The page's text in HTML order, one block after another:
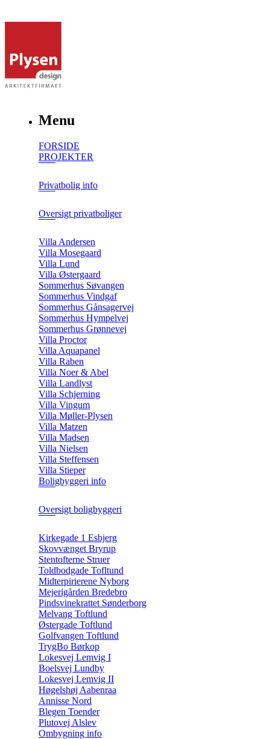
Menu
FORSIDE
PROJEKTER
Privatbolig info
Oversigt privatboliger
Villa Andersen
Villa Mosegaard
Villa Lund
Villa Østergaard
Sommerhus Søvangen
Sommerhus Vindgaf
Sommerhus Gånsagervej
Sommerhus Hympelvej
Sommerhus Grønnevej
Villa Proctor
Villa Aquapanel
Villa Raben
Villa Noer & Abel
Villa Landlyst
Villa Schjerning
Villa Vingum
Villa Møller-Plysen
Villa Matzen
Villa Madsen
Villa Nielsen
Villa Steffensen
Villa Stieper
Boligbyggeri info
Oversigt boligbyggeri
Kirkegade 1 Esbjerg
Skovvænget Bryrup
Stentofterne Struer
Toldbodgade Tofltund
Midterpirierene Nyborg
Mejerigården Bredebro
Pindsvinekrattet Sønderborg
Melvang Toftlund
Østergade Toftlund
Golfvangen Toftlund
TrygBo Børkop
Lokesvej Lemvig I
Boelsvej Lundby
Lokesvej Lemvig II
Høgelshøj Aabenraa
Annisse Nord
Blegen Toender
Plutovej Alslev
Ombygning info